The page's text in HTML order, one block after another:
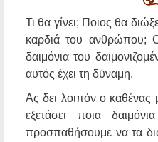
Τι θα γίνει; Ποιος θα
καρδιά του ανθρώπου;
δαιμόνια του
αυτός έχει τη δύναμη.
Ας δει λοιπόν ο καθένας
εξετάσει ποια
προσπαθήσουμε να τα